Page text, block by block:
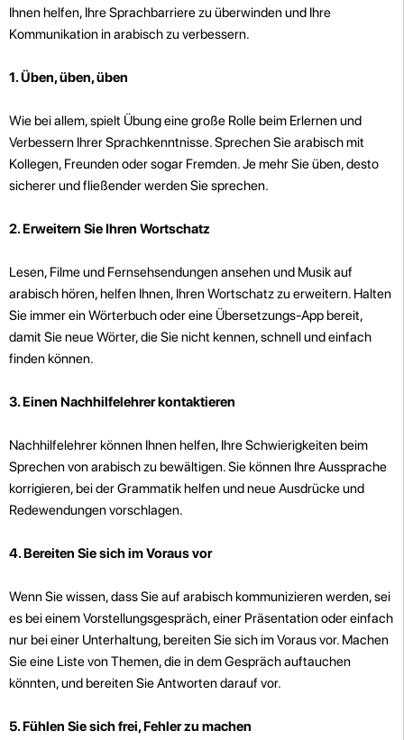
Ihnen helfen, Ihre Sprachbarriere zu überwinden und Ihre
Kommunikation in arabisch zu verbessern.
1. Üben, üben, üben
Wie bei allem, spielt Übung eine große Rolle beim Erlernen und
Verbessern Ihrer Sprachkenntnisse. Sprechen Sie arabisch mit
Kollegen, Freunden oder sogar Fremden. Je mehr Sie üben, desto
sicherer und fließender werden Sie sprechen.
2. Erweitern Sie Ihren Wortschatz
Lesen, Filme und Fernsehsendungen ansehen und Musik auf
arabisch hören, helfen Ihnen, Ihren Wortschatz zu erweitern. Halten
Sie immer ein Wörterbuch oder eine Übersetzungs-App bereit,
damit Sie neue Wörter, die Sie nicht kennen, schnell und einfach
finden können.
3. Einen Nachhilfelehrer kontaktieren
Nachhilfelehrer können Ihnen helfen, Ihre Schwierigkeiten beim
Sprechen von arabisch zu bewältigen. Sie können Ihre Aussprache
korrigieren, bei der Grammatik helfen und neue Ausdrücke und
Redewendungen vorschlagen.
4. Bereiten Sie sich im Voraus vor
Wenn Sie wissen, dass Sie auf arabisch kommunizieren werden, sei
es bei einem Vorstellungsgespräch, einer Präsentation oder einfach
nur bei einer Unterhaltung, bereiten Sie sich im Voraus vor. Machen
Sie eine Liste von Themen, die in dem Gespräch auftauchen
könnten, und bereiten Sie Antworten darauf vor.
5. Fühlen Sie sich frei, Fehler zu machen